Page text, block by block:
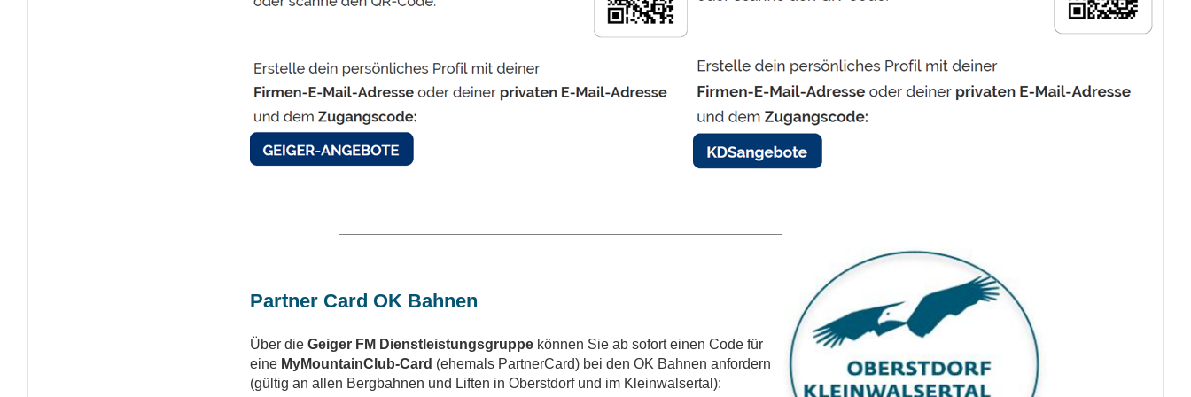
Partner Card OK Bahnen
Über die Geiger FM Dienstleistungsgruppe können Sie ab sofort einen Code für
eine MyMountainClub-Card (ehemals PartnerCard) bei den OK Bahnen anfordern
(gültig an allen Bergbahnen und Liften in Oberstdorf und im Kleinwalsertal):